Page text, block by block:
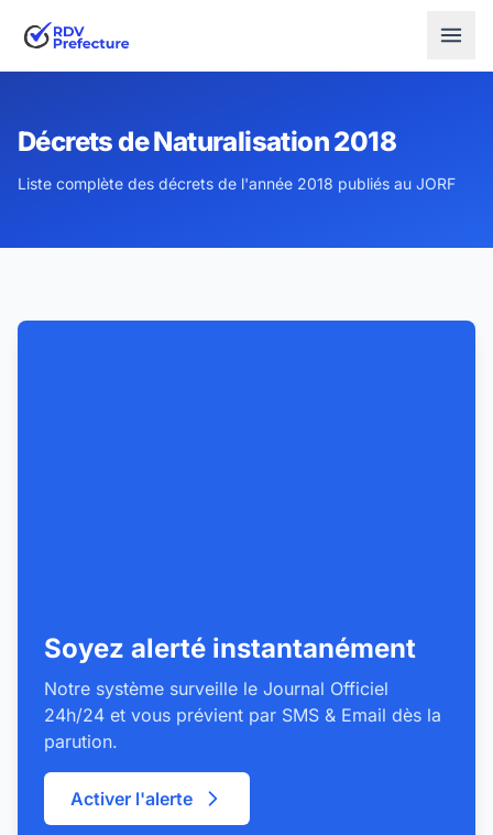
Décrets de Naturalisation 2018
Liste complète des décrets de l'année 2018 publiés au JORF
Soyez alerté instantanément
Notre système surveille le Journal Officiel
24h/24 et vous prévient par SMS & Email dès la
parution.
Activer l'alerte